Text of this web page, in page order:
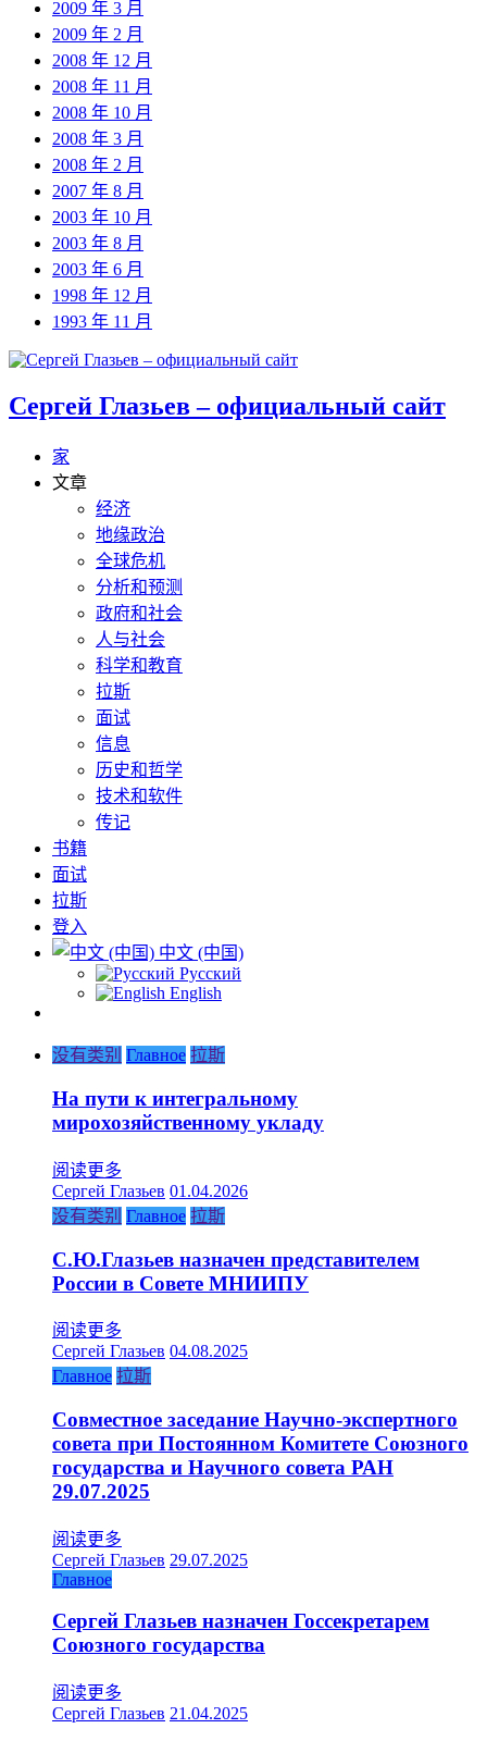
2009 年 3 月
2009 年 2 月
2008 年 12 月
2008 年 11 月
2008 年 10 月
2008 年 3 月
2008 年 2 月
2007 年 8 月
2003 年 10 月
2003 年 8 月
2003 年 6 月
1998 年 12 月
1993 年 11 月
Сергей Глазьев – официальный сайт
家
文章
经济
地缘政治
全球危机
分析和预测
政府和社会
人与社会
科学和教育
拉斯
面试
信息
历史和哲学
技术和软件
传记
书籍
面试
拉斯
登入
中文 (中国)
Русский
English
没有类别 Главное 拉斯
На пути к интегральному
мирохозяйственному укладу
阅读更多
Сергей Глазьев 01.04.2026
没有类别 Главное 拉斯
С.Ю.Глазьев назначен представителем
России в Совете МНИИПУ
阅读更多
Сергей Глазьев 04.08.2025
Главное 拉斯
Совместное заседание Научно-экспертного
совета при Постоянном Комитете Союзного
государства и Научного совета РАН
29.07.2025
阅读更多
Сергей Глазьев 29.07.2025
Главное
Сергей Глазьев назначен Госсекретарем
Союзного государства
阅读更多
Сергей Глазьев 21.04.2025